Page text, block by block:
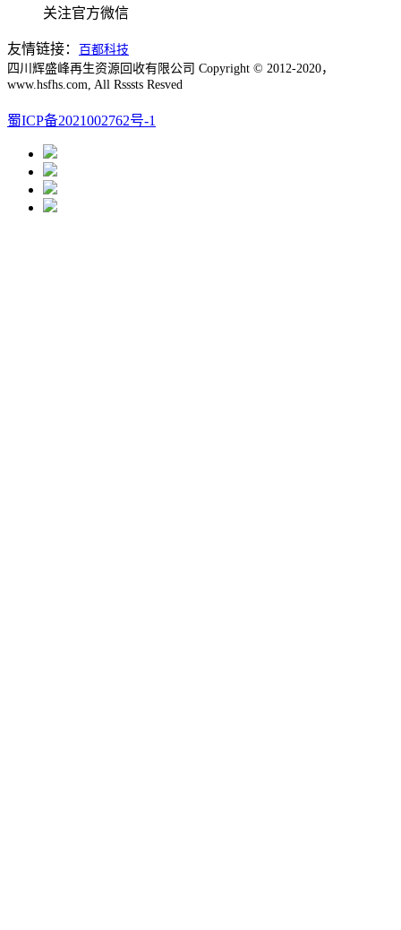
关注官方微信
友情链接：
百都科技
四川辉盛峰再生资源回收有限公司 Copyright © 2012-2020，
www.hsfhs.com, All Rsssts Resved
蜀ICP备2021002762号-1